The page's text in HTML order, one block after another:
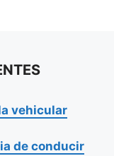
vehicular
de conducir